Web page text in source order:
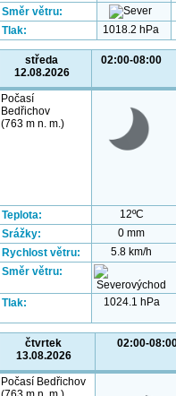
Směr větru:
Tlak:
1018.2 hPa
středa
12.08.2026
02:00-08:00
Počasí
Bedřichov
(763 m n. m.)
Teplota: 12ºC
Srážky:
0 mm
Rychlost větru:
5.8 km/h
Směr větru:
Tlak: 1024.1 hPa
čtvrtek
13.08.2026
02:00-
Počasí Bedřichov